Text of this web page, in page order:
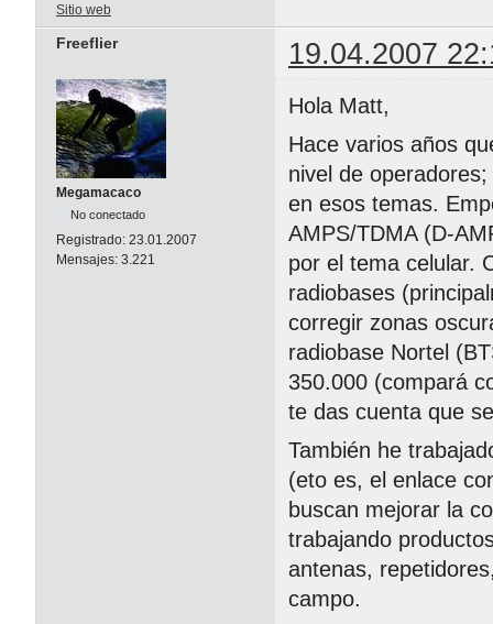
Sitio web
Freeflier 19.04.2007
Megamacaco
No conectado
Registrado: 23.01.2007
Mensajes: 3.221
Hola Matt,
Hace varios años
nivel de
en esos temas.
AMPS/TDMA (D-
por el tema celular.
radiobases
corregir zonas
radiobase Nortel
350.000 (compará
te das cuenta que
También he
(eto es, el enlace
buscan mejorar la
trabajando
antenas,
campo.